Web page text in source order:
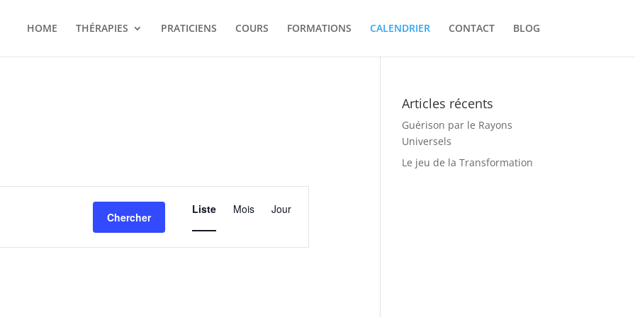
HOME THÉRAPIES PRATICIENS COURS FORMATIONS CALENDRIER CONTACT BLOG
Chercher
Navigation
de
Liste Mois Jour
Articles récents
Guérison par le Rayons
Universels
Le jeu de la Transformation